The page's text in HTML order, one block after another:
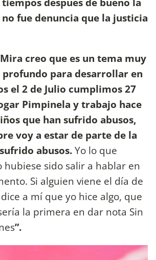
fue denuncia que la justicia
creo que es un tema muy
para desarrollar en
el 2 de Julio cumplimos 27
Pimpinela y trabajo hace
que han sufrido abusos,
voy a estar de parte de la
abusos.Yo lo que
hubiese sido salir a hablar en
Si alguien viene el día de
a mí que yo hice algo, que
la primera en dar nota Sin
”.